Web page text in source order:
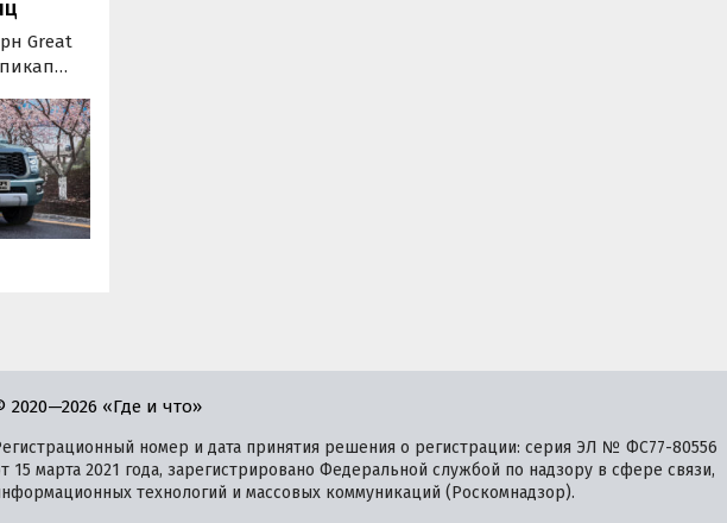
Great
его
на
6,7%,
2020—2026 «Где и что»
номер и дата принятия решения о регистрации: серия ЭЛ № ФС77-80556
15 марта 2021 года, зарегистрировано Федеральной службой по надзору в сфере связи,
технологий и массовых коммуникаций (Роскомнадзор).